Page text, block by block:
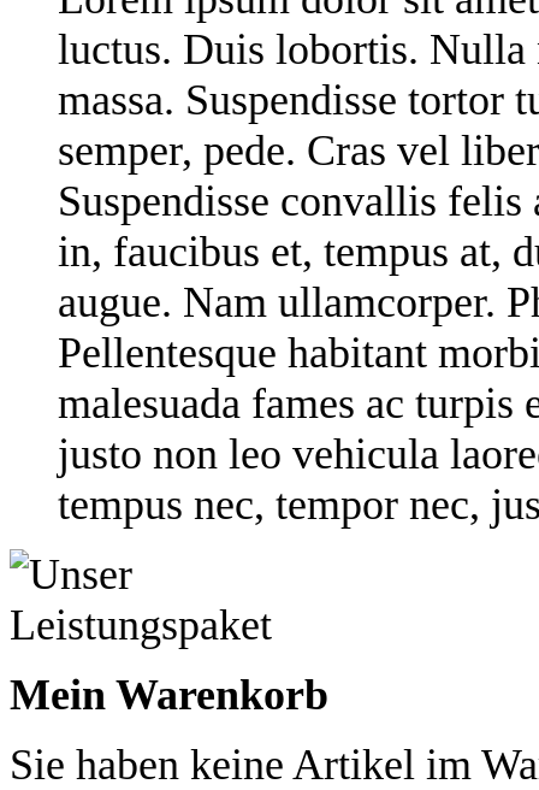
luctus. Duis lobortis.
massa. Suspendisse tortor
semper, pede. Cras vel
Suspendisse convallis
in, faucibus et, tempus at,
augue. Nam ullamcorper.
Pellentesque habitant
malesuada fames ac turpis
justo non leo vehicula
tempus nec, tempor nec,
Mein Warenkorb
Sie haben keine Artikel im